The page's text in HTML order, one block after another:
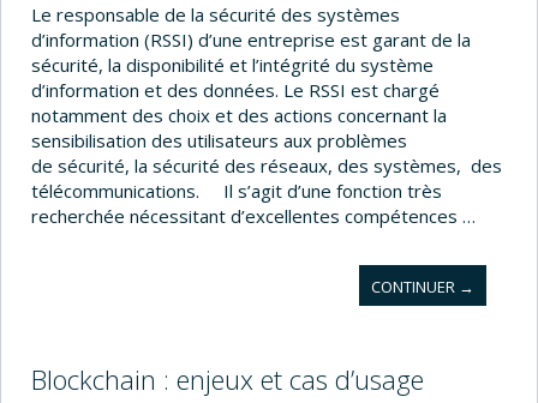
Le responsable de la sécurité des systèmes
d’information (RSSI) d’une entreprise est garant de la
sécurité, la disponibilité et l’intégrité du système
d’information et des données. Le RSSI est chargé
notamment des choix et des actions concernant la
sensibilisation des utilisateurs aux problèmes
de sécurité, la sécurité des réseaux, des systèmes, des
télécommunications. Il s’agit d’une fonction très
recherchée nécessitant d’excellentes compétences …
CONTINUER R
S
→
Blockchain : enjeux et cas d’usage